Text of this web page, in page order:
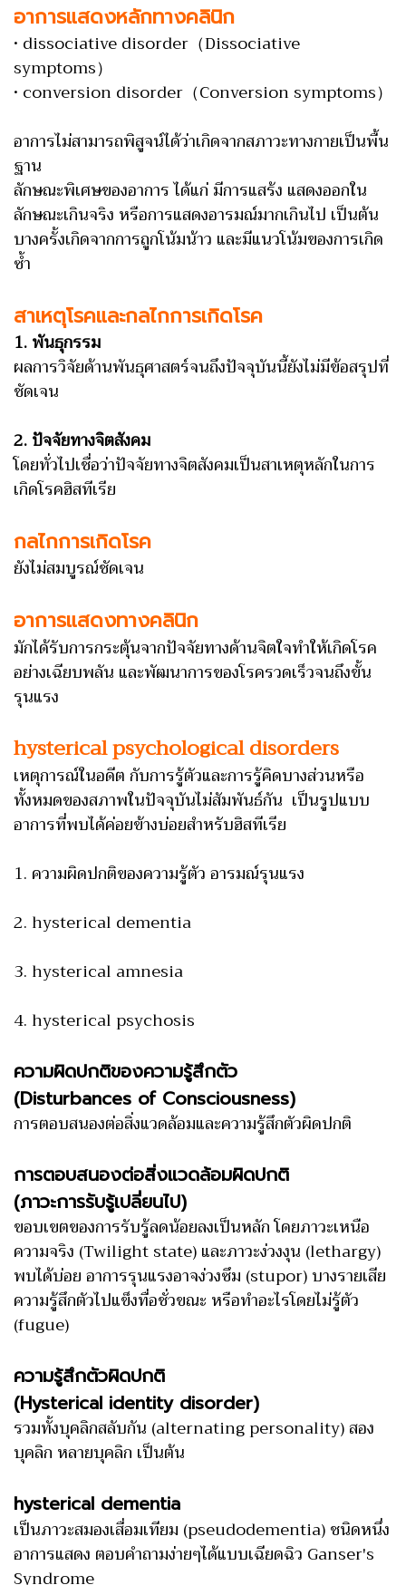
อาการแสดงหลักทางคลินิก
• dissociative disorder（Dissociative
symptoms）
• conversion disorder（Conversion symptoms）
อาการไม่สามารถพิสูจน์ได้ว่าเกิดจากสภาวะทางกายเป็นพื้น
ฐาน
ลักษณะพิเศษของอาการ ได้แก่ มีการแสร้ง แสดงออกใน
ลักษณะเกินจริง หรือการแสดงอารมณ์มากเกินไป เป็นต้น
บางครั้งเกิดจากการถูกโน้มน้าว และมีแนวโน้มของการเกิด
ซ้ำ
สาเหตุโรคและกลไกการเกิดโรค
1. พันธุกรรม
ผลการวิจัยด้านพันธุศาสตร์จนถึงปัจจุบันนี้ยังไม่มีข้อสรุปที่
ชัดเจน
2. ปัจจัยทางจิตสังคม
โดยทั่วไปเชื่อว่าปัจจัยทางจิตสังคมเป็นสาเหตุหลักในการ
เกิดโรคฮิสทีเรีย
กลไกการเกิดโรค
ยังไม่สมบูรณ์ชัดเจน
อาการแสดงทางคลินิก
มักได้รับการกระตุ้นจากปัจจัยทางด้านจิตใจทำให้เกิดโรค
อย่างเฉียบพลัน และพัฒนาการของโรครวดเร็วจนถึงขั้น
รุนแรง
hysterical psychological disorders
เหตุการณ์ในอดีต กับการรู้ตัวและการรู้คิดบางส่วนหรือ
ทั้งหมดของสภาพในปัจจุบันไม่สัมพันธ์กัน เป็นรูปแบบ
อาการที่พบได้ค่อยข้างบ่อยสำหรับฮิสทีเรีย
1. ความผิดปกติของความรู้ตัว อารมณ์รุนแรง
2. hysterical dementia
3. hysterical amnesia
4. hysterical psychosis
ความผิดปกติของความรู้สึกตัว
(Disturbances of Consciousness)
การตอบสนองต่อสิ่งแวดล้อมและความรู้สึกตัวผิดปกติ
การตอบสนองต่อสิ่งแวดล้อมผิดปกติ
(ภาวะการรับรู้เปลี่ยนไป)
ขอบเขตของการรับรู้ลดน้อยลงเป็นหลัก โดยภาวะเหนือ
ความจริง (Twilight state) และภาวะง่วงงุน (lethargy)
พบได้บ่อย อาการรุนแรงอาจง่วงซึม (stupor) บางรายเสีย
ความรู้สึกตัวไปแข็งทื่อชั่วขณะ หรือทำอะไรโดยไม่รู้ตัว
(fugue)
ความรู้สึกตัวผิดปกติ
(Hysterical identity disorder)
รวมทั้งบุคลิกสลับกัน (alternating personality) สอง
บุคลิก หลายบุคลิก เป็นต้น
hysterical dementia
เป็นภาวะสมองเสื่อมเทียม (pseudodementia) ชนิดหนึ่ง
อาการแสดง ตอบคำถามง่ายๆได้แบบเฉียดฉิว Ganser's
Syndrome